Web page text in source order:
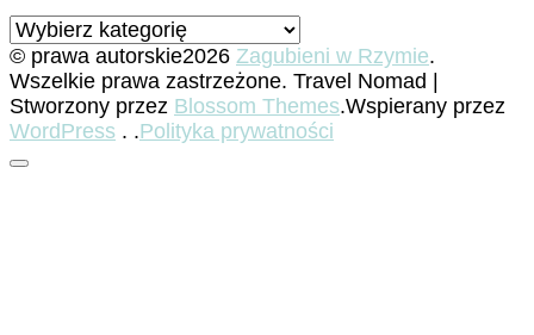
Kategorie
© prawa autorskie2026 Zagubieni w Rzymie.
Wszelkie prawa zastrzeżone. Travel Nomad |
Stworzony przez Blossom Themes.Wspierany przez
WordPress . .Polityka prywatności